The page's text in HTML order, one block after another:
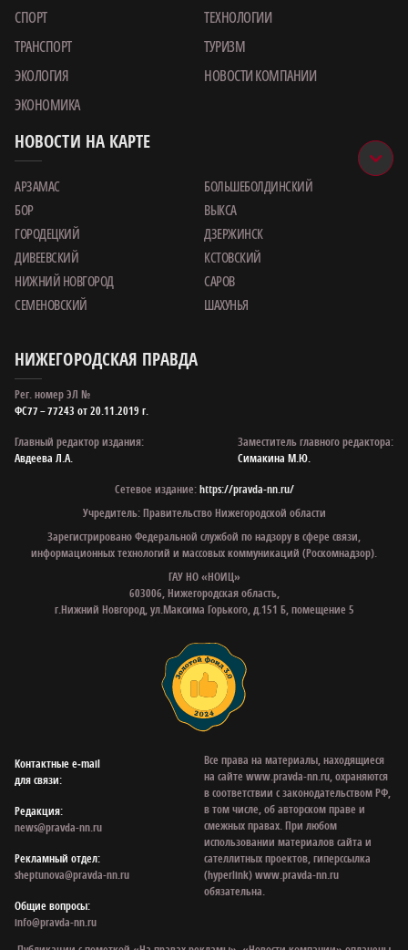
СПОРТ
ТЕХНОЛОГИИ
ТРАНСПОРТ
ТУРИЗМ
ЭКОЛОГИЯ
НОВОСТИ КОМПАНИИ
ЭКОНОМИКА
НОВОСТИ НА КАРТЕ
АРЗАМАС
БОЛЬШЕБОЛДИНСКИЙ
БОР
ВЫКСА
ГОРОДЕЦКИЙ
ДЗЕРЖИНСК
ДИВЕЕВСКИЙ
КСТОВСКИЙ
НИЖНИЙ НОВГОРОД
САРОВ
СЕМЕНОВСКИЙ
ШАХУНЬЯ
НИЖЕГОРОДСКАЯ ПРАВДА
Рег. номер ЭЛ №
ФС77 – 77243 от 20.11.2019 г.
Главный редактор издания:
Авдеева Л.А.
Заместитель главного редактора:
Симакина М.Ю.
Сетевое издание:https://pravda-nn.ru/
Учредитель: Правительство Нижегородской области
Зарегистрировано Федеральной службой по надзору в сфере связи,
информационных технологий и массовых коммуникаций (Роскомнадзор).
ГАУ НО «НОИЦ»
603006, Нижегородская область,
г.Нижний Новгород, ул.Максима Горького, д.151 Б, помещение 5
Контактные e‑mail
для связи:
Редакция:
news@pravda-nn.ru
Рекламный отдел:
sheptunova@pravda-nn.ru
Общие вопросы:
info@pravda-nn.ru
Все права на материалы, находящиеся
на сайте www.pravda-nn.ru, охраняются
в соответствии с законодательством РФ,
в том числе, об авторском праве и
смежных правах. При любом
использовании материалов сайта и
сателлитных проектов, гиперссылка
(hyperlink) www.pravda-nn.ru
обязательна.